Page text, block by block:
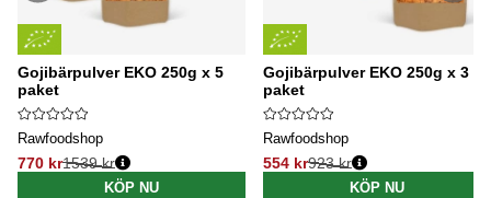
Gojibärpulver EKO 250g x 5
paket
Rawfoodshop
770 kr
Ordinarie pris:
1539 kr
KÖP NU
Gojibärpulver EKO 250g x 3
paket
Rawfoodshop
554 kr
Ordinarie pris:
923 kr
KÖP NU